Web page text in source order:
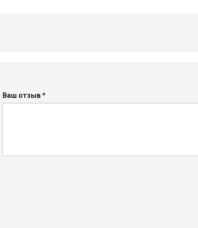
Ваш отзыв*